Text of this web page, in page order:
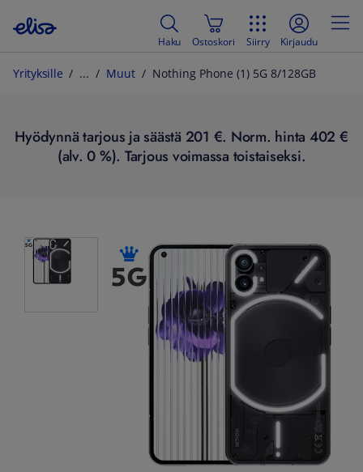
Haku Ostoskori Siirry Kirjaudu
Yrityksille Muut Nothing Phone (1) 5G 8/128GB
Hyödynnä tarjous ja säästä 201 €. Norm. hinta 402 €
(alv. 0 %). Tarjous voimassa toistaiseksi.